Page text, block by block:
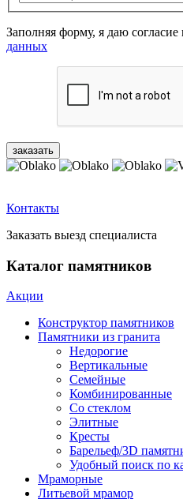
Заполняя форму, я даю согласие
данных
Контакты
Заказать выезд специалиста
Каталог памятников
Акции
Конструктор памятников
Памятники из гранита
Недорогие
Вертикальные
Семейные
Комбинированные
Со стеклом
Элитные
Кресты
Барельеф/3D
Удобный поиск по
Мраморные
Литьевой мрамор